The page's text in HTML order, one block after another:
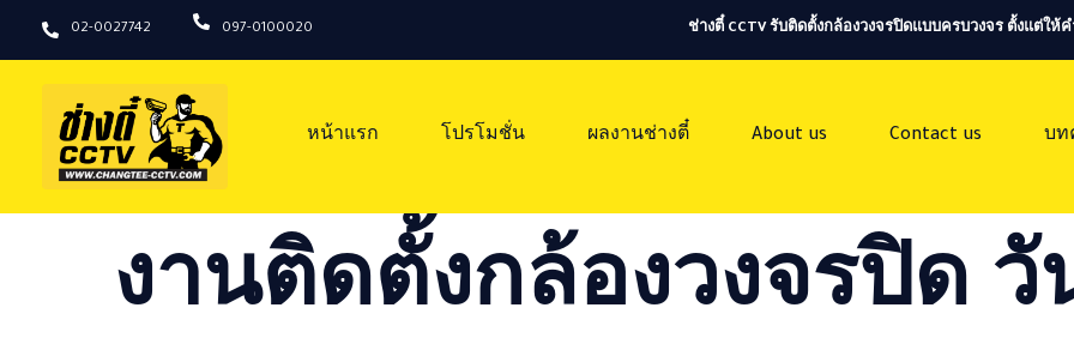
02-0027742 097-0100020 ช่างตี๋ CCTV รับติดตั้งกล้องวงจรปิดแบบครบวงจร ตั้งแต่
หน้าแรก โปรโมชั่น ผลงานช่างตี๋ About us Contact us บท
งานติดตั้งกล้องวงจรปิด วั